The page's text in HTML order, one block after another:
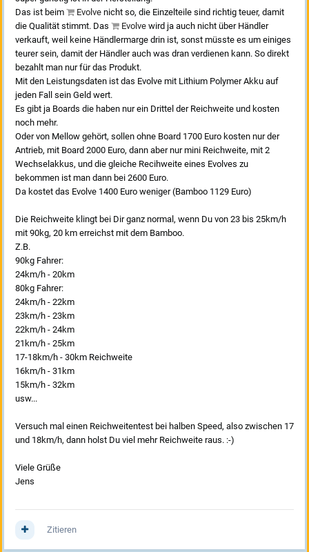
Das ist beim
Evolve nicht so, die Einzelteile sind richtig teuer, damit
die Qualität stimmt. Das
Evolve wird ja auch nicht über Händler
verkauft, weil keine Händlermarge drin ist, sonst müsste es um einiges
teurer sein, damit der Händler auch was dran verdienen kann. So direkt
bezahlt man nur für das Produkt.
Mit den Leistungsdaten ist das Evolve mit Lithium Polymer Akku auf
jeden Fall sein Geld wert.
Es gibt ja Boards die haben nur ein Drittel der Reichweite und kosten
noch mehr.
Oder von Mellow gehört, sollen ohne Board 1700 Euro kosten nur der
Antrieb, mit Board 2000 Euro, dann aber nur mini Reichweite, mit 2
Wechselakkus, und die gleiche Recihweite eines Evolves zu
bekommen ist man dann bei 2600 Euro.
Da kostet das Evolve 1400 Euro weniger (Bamboo 1129 Euro)
Die Reichweite klingt bei Dir ganz normal, wenn Du von 23 bis 25km/h
mit 90kg, 20 km erreichst mit dem Bamboo.
Z.B.
90kg Fahrer:
24km/h - 20km
80kg Fahrer:
24km/h - 22km
23km/h - 23km
22km/h - 24km
21km/h - 25km
17-18km/h - 30km Reichweite
16km/h - 31km
15km/h - 32km
usw...
Versuch mal einen Reichweitentest bei halben Speed, also zwischen 17
und 18km/h, dann holst Du viel mehr Reichweite raus. :-)
Viele Grüße
Jens
Zitieren